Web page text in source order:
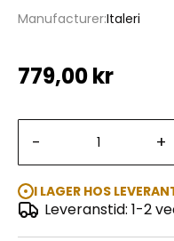
ManufacturerItaleri
779,00 kr
- +
I LAGER HOS
Leveranstid: 1-2
MAN TGX 18-